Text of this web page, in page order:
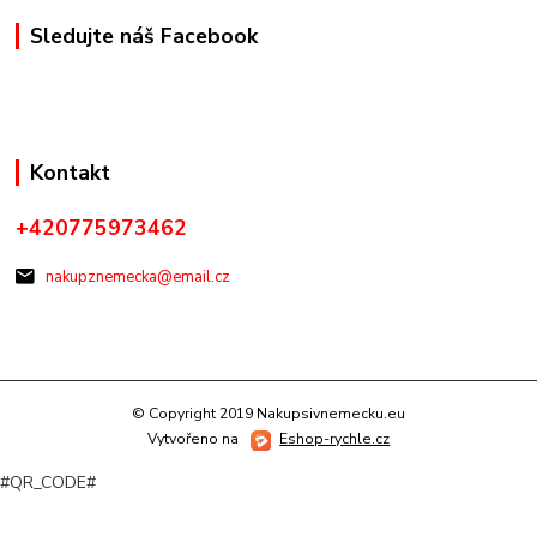
Sledujte náš Facebook
Kontakt
+420775973462
nakupznemecka@email.cz
© Copyright 2019 Nakupsivnemecku.eu
Vytvořeno na
Eshop-rychle.cz
#QR_CODE#